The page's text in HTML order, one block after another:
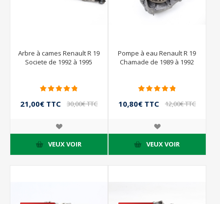
Arbre à cames Renault R 19
Societe de 1992 à 1995
21,00€ TTC 30,00€ TTC
VEUX VOIR
Pompe à eau Renault R 19
Chamade de 1989 à 1992
10,80€ TTC 12,00€ TTC
VEUX VOIR